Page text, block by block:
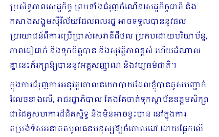
ប្រសិទ្ធភាពសេដ្ឋកិច្ច ព្រមទាំងជំរុញកំណើនសេដ្ឋកិច្ចជាតិ និង
កសាងសង្គមស៊ីវីល័យដែលពលរដ្ឋ អាចទទួលបាននូវផល
ប្រយោជន៍ពីការប្រើប្រាស់សេវាឌីជីថល ប្រកបដោយបរិយាប័ន្ន,
ភាពជឿជាក់ និងទុកចិត្តបាន និងសុវត្ថិភាពខ្ពស់ ហើយដំណាល
គ្នានេះក៏រក្សាឱ្យបាននូវ​អត្តសញ្ញាណ និងវប្បធម៌ជាតិ។
ក្នុងការជំរុញការអនុវត្ត​គោលនយោបាយ​ដែលខ្ញុំ​បាន​គូសបញ្ជាក់
រំលេច​ខាងលើ, រាជរដ្ឋាភិបាល ​តែងតែ​ចាត់ទុក​ស្ថាប័ន​ឧត្តម​សិក្សា
ជាដៃគូសហការដ៏ជិតស្និទ្ធ និងមិន​អាចខ្វះបាន នៅក្នុង​ការ
តម្រង់ទិស​អនាគតមូលធនមនុស្សឱ្យចំគោលដៅ ដោយ​ផ្អែក​​លើ​